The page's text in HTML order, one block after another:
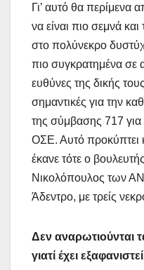
Γι’ αυτό θα περίμενα
να είναι πιο σεμνά
στο πολύνεκρο
πιο συγκρατημένα σε
ευθύνες της δικής
σημαντικές για την
της σύμβασης 717 για
ΟΣΕ. Αυτό προκύπτει
έκανε τότε ο
Νικολόπουλος των
Άδεντρο, με τρείς
Δεν αναρωτιούνται
γιατί έχει